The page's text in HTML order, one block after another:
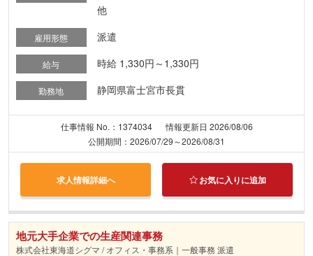
他
雇用形態 派遣
給与 時給 1,330円～1,330円
勤務地 静岡県富士宮市長貫
仕事情報 No.：1374034
情報更新日 2026/08/06
公開期間：2026/07/29～2026/08/31
求人情報詳細へ お気に入りに追加
地元大手企業での生産関連事務
株式会社東海道シグマ / オフィス・事務系｜一般事務 派遣